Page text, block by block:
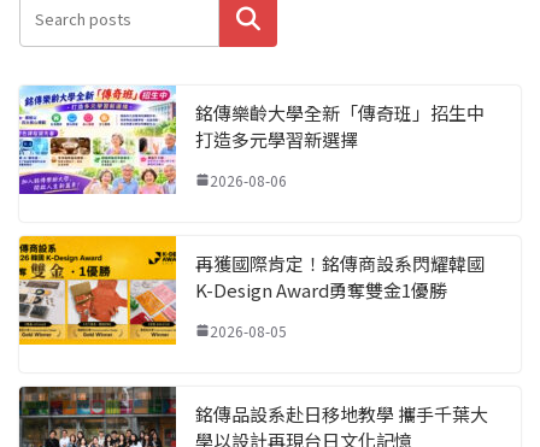
搜尋
銘傳樂齡大學全新「傳奇班」招生中
打造多元學習新選擇
2026-08-06
再獲國際肯定！銘傳商設系閃耀韓國
K-Design Award勇奪雙金1優勝
2026-08-05
銘傳品設系赴日移地教學 攜手千葉大
學以設計再現台日文化記憶